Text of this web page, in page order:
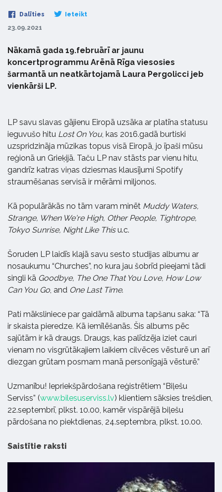
Dalīties Ieteikt
23.09.2021
Nākamā gada 19.februārī ar jaunu
koncertprogrammu Arēnā Rīga viesosies
šarmantā un neatkārtojamā Laura Pergolicci jeb
vienkārši LP.
LP savu slavas gājienu Eiropā uzsāka ar platīna statusu
ieguvušo hitu Lost On You, kas 2016.gadā burtiski
uzspridzināja mūzikas topus visā Eiropā, jo īpaši mūsu
reģionā un Grieķijā. Taču LP nav stāsts par vienu hitu,
gandrīz katras viņas dziesmas klausījumi Spotify
straumēšanas servisā ir mērāmi miljonos.
Kā populārākās no tām varam minēt Muddy Waters,
Strange, When We're High, Other People, Tightrope,
Tokyo Sunrise, Night Like Thisu.c.
Šoruden LP laidīs klajā savu sesto studijas albumu ar
nosaukumu “Churches”, no kura jau šobrīd pieejami tādi
singli kā Goodbye, The One That You Love, How Low
Can You Go, and One Last Time.
Pati māksliniece par gaidāmā albuma tapšanu saka: “Tā
ir skaista pieredze. Kā iemīlēšanās. Šis albums pēc
sajūtām ir kā draugs. Draugs, kas palīdzēja iziet cauri
vienam no visgrūtākajiem laikiem cilvēces vēsturē un arī
diezgan grūtam posmam manā personīgajā vēsturē.”
Uzmanību! Iepriekšpārdošana reģistrētiem “Biļešu
Serviss” (www.bilesuserviss.lv) klientiem sāksies trešdien,
22.septembrī, plkst. 10.00, kamēr vispārējā biļešu
pārdošana no piektdienas, 24.septembra, plkst. 10.00.
Saistītie raksti